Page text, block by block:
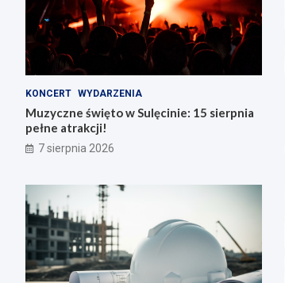
KONCERT WYDARZENIA
Muzyczne święto w Sulęcinie: 15 sierpnia
pełne atrakcji!
7 sierpnia 2026